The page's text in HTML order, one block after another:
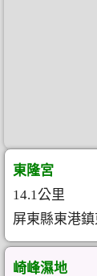
東隆宮
14.1公里
屏東縣東港
崎峰濕地